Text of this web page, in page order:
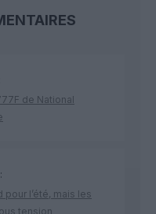
de National
pour l’été, mais les
tension